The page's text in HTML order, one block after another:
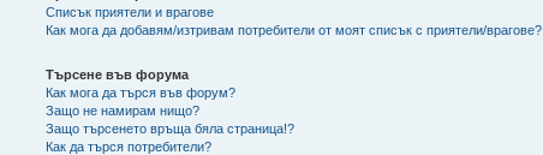
Списък приятели и врагове
Как мога да добавям/изтривам потребители от моят списък с приятели/врагове?
Търсене във форума
Как мога да търся във форум?
Защо не намирам нищо?
Защо търсенето връща бяла страница!?
Как да търся потребители?